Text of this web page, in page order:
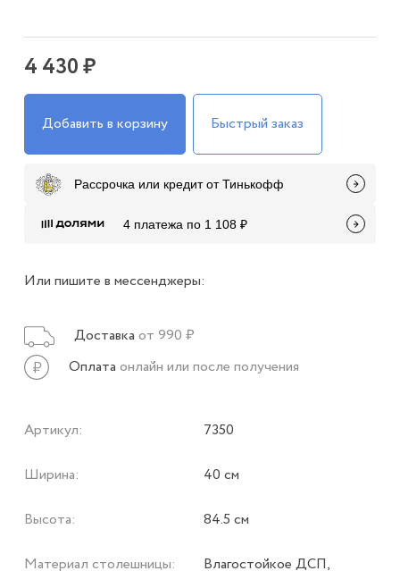
4 430 ₽
Добавить в корзину Быстрый заказ
Рассрочка или кредит от Тинькофф
4 платежа по 1 108 ₽
Или пишите в мессенджеры:
Доставка от 990 ₽
Оплата онлайн или после получения
Артикул: 7350
Ширина: 40 см
Высота: 84.5 см
Материал столешницы: Влагостойкое ДСП,